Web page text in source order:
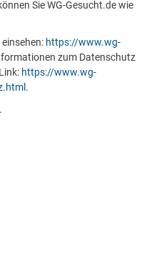
Sie WG-Gesucht.de wie
einsehen: https://www.wg-
zum Datenschutz
https://www.wg-
.